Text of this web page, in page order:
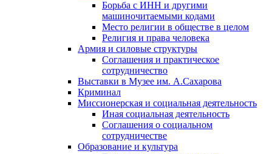
Борьба с ИНН и другими
машиночитаемыми кодами
Место религии в обществе в целом
Религия и права человека
Армия и силовые структуры
Соглашения и практическое
сотрудничество
Выставки в Музее им. А.Сахарова
Криминал
Миссионерская и социальная деятельность
Иная социальная деятельность
Соглашения о социальном
сотрудничестве
Образование и культура